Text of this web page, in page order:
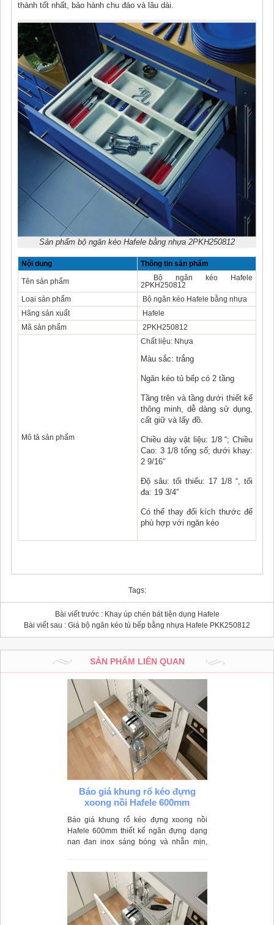
thành tốt nhất, bảo hành chu đáo và lâu dài.
Sản phẩm bộ ngăn kéo Hafele bằng nhựa 2PKH250812
Nội dung Thông tin sản phẩm
Tên sản phẩm
Bộ ngăn kéo Hafele
2PKH250812
Loại sản phẩm
Bộ ngăn kéo Hafele bằng nhựa
Hãng sản xuất
Hafele
Mã sản phẩm
2PKH250812
Mô tả sản phẩm
Chất liệu: Nhựa
Màu sắc: trắng
Ngăn kéo tủ bếp có 2 tầng
Tầng trên và tầng dưới thiết kế
thông minh, dễ dàng sử dụng,
cất giữ và lấy đồ.
Chiều dày vật liệu: 1/8 “; Chiều
Cao: 3 1/8 tổng số; dưới khay:
2 9/16″
Độ sâu: tối thiểu: 17 1/8 “, tối
đa: 19 3/4″
Có thể thay đổi kích thước để
phù hợp với ngăn kéo
Tags:
Bài viết trước :Khay úp chén bát tiện dụng Hafele
Bài viết sau : Giá bộ ngăn kéo tủ bếp bằng nhựa Hafele PKK250812
SẢN PHẨM LIÊN QUAN
Báo giá khung rổ kéo đựng
xoong nồi Hafele 600mm
Báo giá khung rổ kéo đựng xoong nồi
Hafele 600mm thiết kế ngăn đựng dạng
nan đan inox sáng bóng và nhẵn mịn,